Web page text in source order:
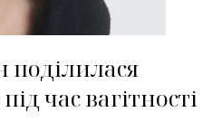
поділилася
час вагітності